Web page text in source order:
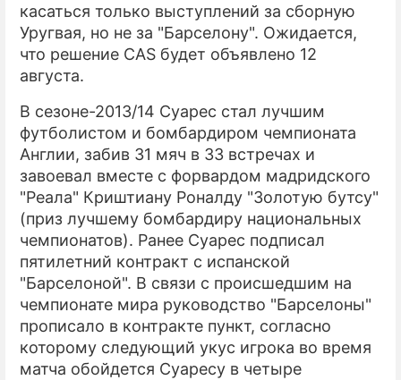
касаться только выступлений за сборную
Уругвая, но не за "Барселону". Ожидается,
что решение CAS будет объявлено 12
августа.
В сезоне-2013/14 Суарес стал лучшим
футболистом и бомбардиром чемпионата
Англии, забив 31 мяч в 33 встречах и
завоевал вместе с форвардом мадридского
"Реала" Криштиану Роналду "Золотую бутсу"
(приз лучшему бомбардиру национальных
чемпионатов). Ранее Суарес подписал
пятилетний контракт с испанской
"Барселоной". В связи с происшедшим на
чемпионате мира руководство "Барселоны"
прописало в контракте пункт, согласно
которому следующий укус игрока во время
матча обойдется Суаресу в четыре